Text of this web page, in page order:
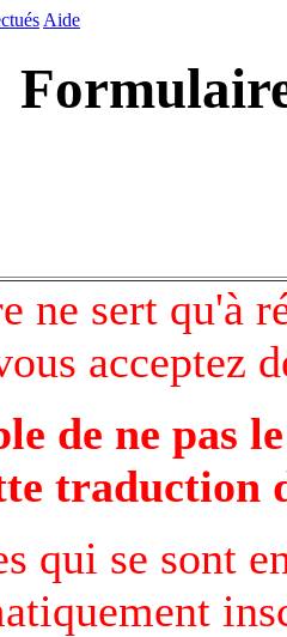
Aide
ne sert qu'à
acceptez
de ne pas
traduction
qui se sont